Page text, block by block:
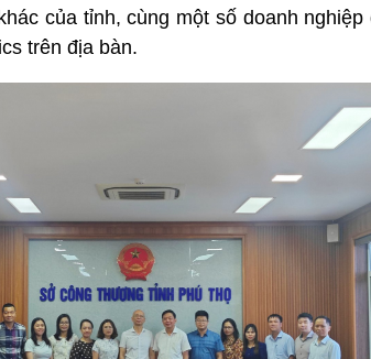
của tỉnh, cùng một số doanh
trên địa bàn.